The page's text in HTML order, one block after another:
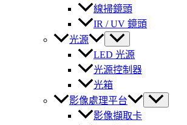
線掃鏡頭
IR / UV 鏡頭
光源
LED 光源
光源控制器
光箱
影像處理平台
影像擷取卡